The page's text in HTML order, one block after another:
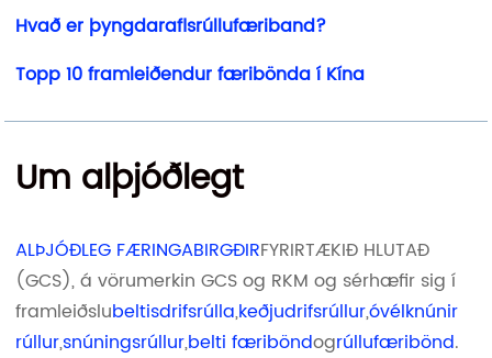
Hvað er þyngdaraflsrúllufæriband?
Topp 10 framleiðendur færibönda í Kína
Um alþjóðlegt
ALÞJÓÐLEG FÆRINGABIRGÐIRFYRIRTÆKIÐ HLUTAÐ
(GCS), á vörumerkin GCS og RKM og sérhæfir sig í
framleiðslubeltisdrifsrúlla,keðjudrifsrúllur,óvélknúnir
rúllur,snúningsrúllur,belti færiböndogrúllufæribönd.